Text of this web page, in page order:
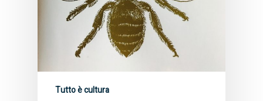
Tutto è cultura